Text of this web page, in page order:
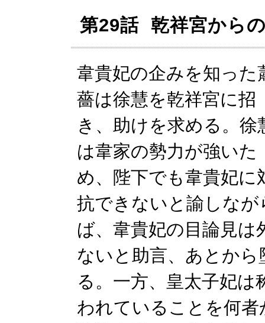
第29話 乾祥宮から
韋貴妃の企みを知った
薔は徐慧を乾祥宮に招
き、助けを求める。徐
は韋家の勢力が強いた
め、陛下でも韋貴妃に
抗できないと諭しな
ば、韋貴妃の目論見
ないと助言、あとか
る。一方、皇太子妃
われていることを何